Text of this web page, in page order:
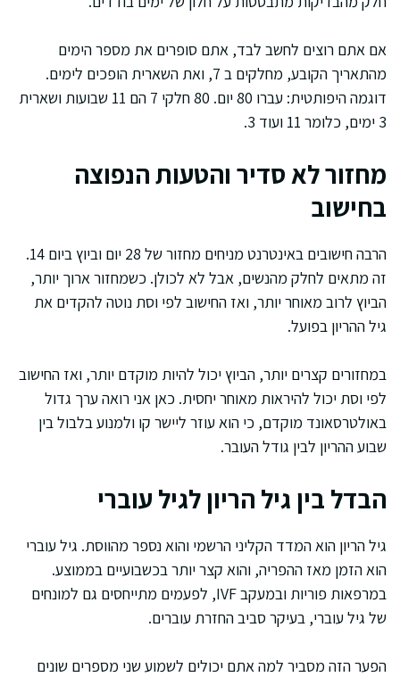
אם אתם רוצים לחשב לבד, אתם סופרים את מספר הימים
מהתאריך הקובע, מחלקים ב 7, ואת השארית הופכים לימים.
דוגמה היפותטית: עברו 80 יום. 80 חלקי 7 הם 11 שבועות ושארית
3 ימים, כלומר 11 ועוד 3.
מחזור לא סדיר והטעות הנפוצה
בחישוב
הרבה חישובים באינטרנט מניחים מחזור של 28 יום וביוץ ביום 14.
זה מתאים לחלק מהנשים, אבל לא לכולן. כשמחזור ארוך יותר,
הביוץ לרוב מאוחר יותר, ואז החישוב לפי וסת נוטה להקדים את
גיל ההריון בפועל.
במחזורים קצרים יותר, הביוץ יכול להיות מוקדם יותר, ואז החישוב
לפי וסת יכול להיראות מאוחר יחסית. כאן אני רואה ערך גדול
באולטרסאונד מוקדם, כי הוא עוזר ליישר קו ולמנוע בלבול בין
שבוע ההריון לבין גודל העובר.
הבדל בין גיל הריון לגיל עוברי
גיל הריון הוא המדד הקליני הרשמי והוא נספר מהווסת. גיל עוברי
הוא הזמן מאז ההפריה, והוא קצר יותר בכשבועיים בממוצע.
במרפאות פוריות ובמעקב IVF, לפעמים מתייחסים גם למונחים
של גיל עוברי, בעיקר סביב החזרת עוברים.
הפער הזה מסביר למה אתם יכולים לשמוע שני מספרים שונים